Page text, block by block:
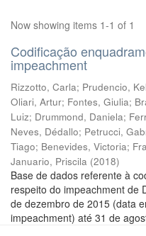
Now showing items 1-1 of 1
Codificação
impeachment
Rizzotto, Carla; Prudencio,
Oliari, Artur; Fontes, Giulia;
Luiz; Drummond, Daniela;
Neves, Dédallo; Petrucci,
Tiago; Benevides, Victoria;
Januario, Priscila (2018)
Base de dados referente à
respeito do impeachment de
de dezembro de 2015 (data
impeachment) até 31 de